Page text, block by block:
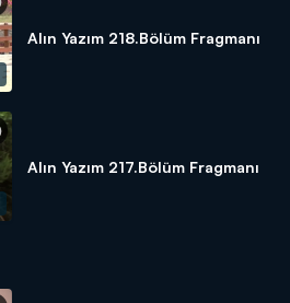
Alın Yazım 218.Bölüm Fragmanı
Alın Yazım 217.Bölüm Fragmanı